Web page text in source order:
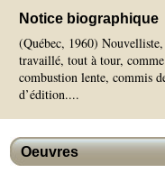
Notice biographique
(Québec, 1960)
travaillé, tout à tour,
combustion lente, commis
d’édition....
Oeuvres